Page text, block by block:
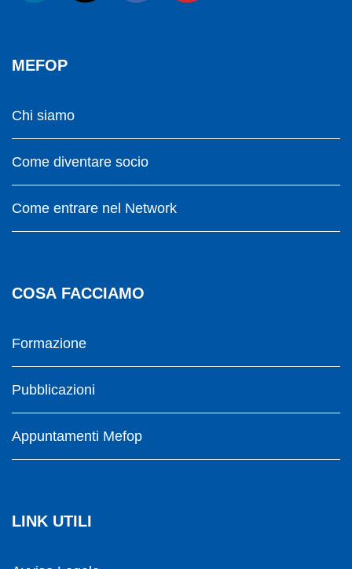
MEFOP
Chi siamo
Come diventare socio
Come entrare nel Network
COSA FACCIAMO
Formazione
Pubblicazioni
Appuntamenti Mefop
LINK UTILI